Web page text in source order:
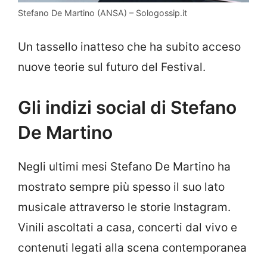
Stefano De Martino (ANSA) – Sologossip.it
Un tassello inatteso che ha subito acceso
nuove teorie sul futuro del Festival.
Gli indizi social di Stefano
De Martino
Negli ultimi mesi Stefano De Martino ha
mostrato sempre più spesso il suo lato
musicale attraverso le storie Instagram.
Vinili ascoltati a casa, concerti dal vivo e
contenuti legati alla scena contemporanea